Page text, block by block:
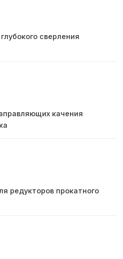
сверления
качения
редукторов прокатного